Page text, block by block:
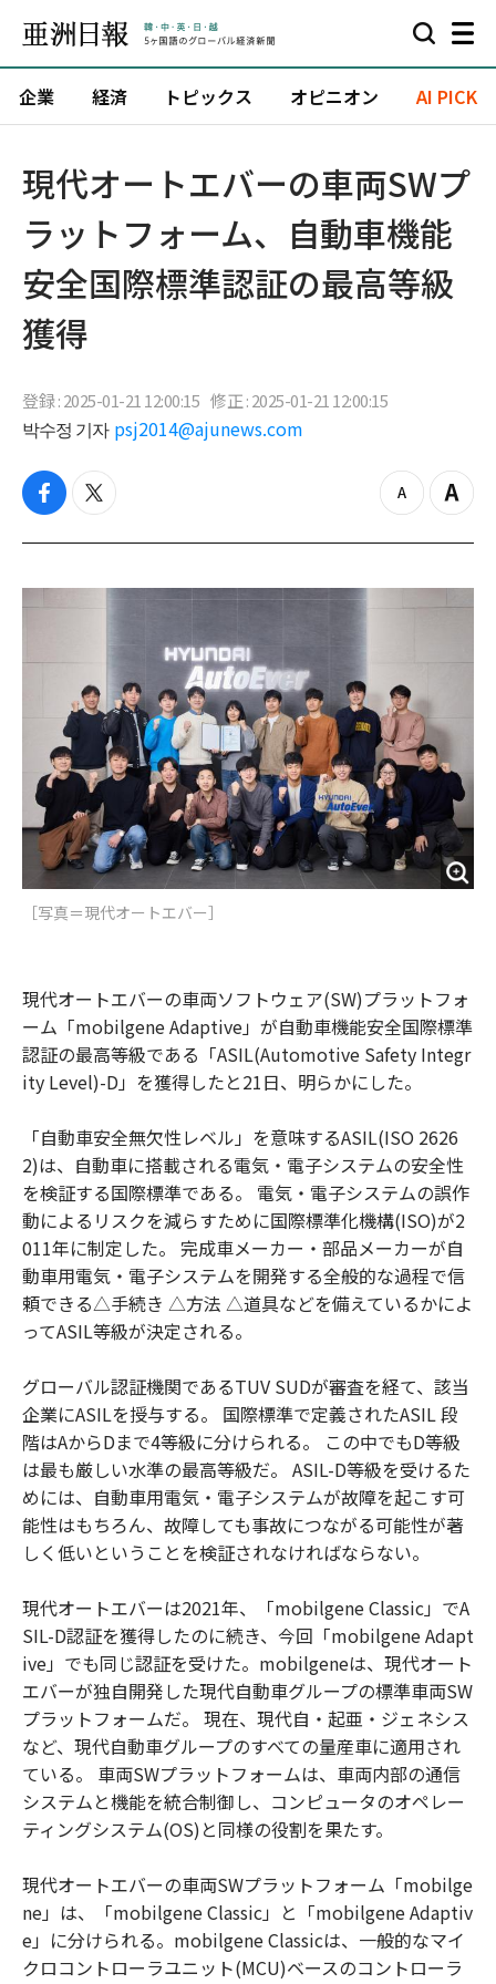
企業 経済 トピックス オピニオン AI PICK
現代オートエバーの車両SWプ
ラットフォーム、自動車機能
安全国際標準認証の最高等級
獲得
登録 : 2025-01-21 12:00:15 修正 : 2025-01-21 12:00:15
박수정 기자 psj2014@ajunews.com
f
c
b
t
i
t
z
o
o
u
Z
o
i
n
［写真＝現代オートエバー］
現代オートエバーの車両ソフトウェア(SW)プラットフォ
ーム「mobilgene Adaptive」が自動車機能安全国際標準
認証の最高等級である「ASIL(Automotive Safety Integr
ity Level)-D」を獲得したと21日、明らかにした。
「自動車安全無欠性レベル」を意味するASIL(ISO 2626
2)は、自動車に搭載される電気・電子システムの安全性
を検証する国際標準である。 電気・電子システムの誤作
動によるリスクを減らすために国際標準化機構(ISO)が2
011年に制定した。 完成車メーカー・部品メーカーが自
動車用電気・電子システムを開発する全般的な過程で信
頼できる△手続き △方法 △道具などを備えているかによ
ってASIL等級が決定される。
グローバル認証機関であるTUV SUDが審査を経て、該当
企業にASILを授与する。 国際標準で定義されたASIL 段
階はAからDまで4等級に分けられる。 この中でもD等級
は最も厳しい水準の最高等級だ。 ASIL-D等級を受けるた
めには、自動車用電気・電子システムが故障を起こす可
能性はもちろん、故障しても事故につながる可能性が著
しく低いということを検証されなければならない。
現代オートエバーは2021年、「mobilgene Classic」でA
SIL-D認証を獲得したのに続き、今回「mobilgene Adapt
ive」でも同じ認証を受けた。mobilgeneは、現代オート
エバーが独自開発した現代自動車グループの標準車両SW
プラットフォームだ。 現在、現代自・起亜・ジェネシス
など、現代自動車グループのすべての量産車に適用され
ている。 車両SWプラットフォームは、車両内部の通信
システムと機能を統合制御し、コンピュータのオペレー
ティングシステム(OS)と同様の役割を果たす。
現代オートエバーの車両SWプラットフォーム「mobilge
ne」は、「mobilgene Classic」と「mobilgene Adaptiv
e」に分けられる。mobilgene Classicは、一般的なマイ
クロコントローラユニット(MCU)ベースのコントローラ